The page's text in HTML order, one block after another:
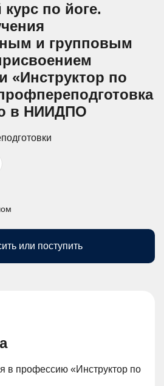
по йоге.
и групповым
«Инструктор по
в НИИДПО
или поступить
в профессию «Инструктор по